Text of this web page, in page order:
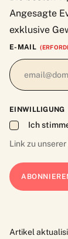
Angesagte
exklusive
E-MAIL
EINWILLIGUNG
Ich
Link zu unserer
Artikel